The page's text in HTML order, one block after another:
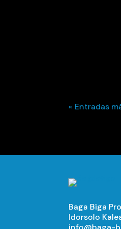
« Entradas
Baga Biga
Idorsolo